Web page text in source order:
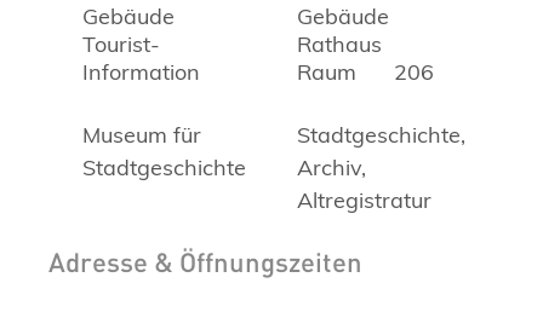
Gebäude
Tourist-
Information
Museum für
Stadtgeschichte
Gebäude
Rathaus
Raum
206
Stadtgeschichte,
Archiv,
Altregistratur
Adresse & Öffnungszeiten